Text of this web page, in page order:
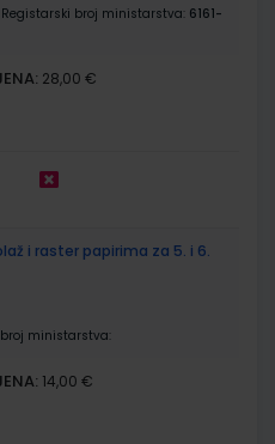
Registarski broj ministarstva: 6161-
28,00 €
i raster papirima za 5. i 6.
ministarstva:
14,00 €